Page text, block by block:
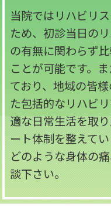
当院ではリハビリ
ため、初診当日の
の有無に関わらず
ことが可能です。
ており、地域の皆
た包括的なリハビ
適な日常生活を取
ート体制を整えて
どのような身体の
談下さい。